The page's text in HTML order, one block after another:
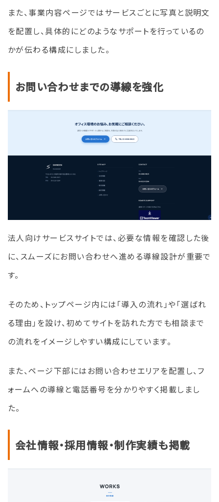
また、事業内容ページではサービスごとに写真と説明文
を配置し、具体的にどのようなサポートを行っているの
かが伝わる構成にしました。
お問い合わせまでの導線を強化
法人向けサービスサイトでは、必要な情報を確認した後
に、スムーズにお問い合わせへ進める導線設計が重要で
す。
そのため、トップページ内には「導入の流れ」や「選ばれ
る理由」を設け、初めてサイトを訪れた方でも相談まで
の流れをイメージしやすい構成にしています。
また、ページ下部にはお問い合わせエリアを配置し、フ
ォームへの導線と電話番号を分かりやすく掲載しまし
た。
会社情報・採用情報・制作実績も掲載